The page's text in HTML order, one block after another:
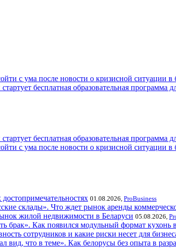
с ума после новости о кризисной ситуации в
бесплатная образовательная программа
бесплатная образовательная программа
с ума после новости о кризисной ситуации в
01.08.2026, ProBusiness
склады». Что ждет рынок аренды
жилой недвижимости в Беларуси 05.08.2026,
брак». Как появился модульный формат кухонь
сотрудников и какие риски несет для
вид, что в теме». Как белорусы без опыта в